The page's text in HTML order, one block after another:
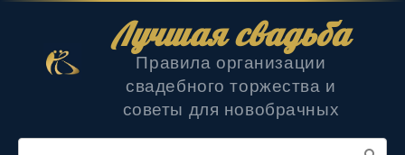
Лучшая свадьба
Правила организации
свадебного торжества и
советы для новобрачных
Поиск: